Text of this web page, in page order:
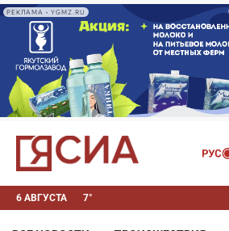
РЕКЛАМА • YGMZ.RU
6 АВГУСТА 7°